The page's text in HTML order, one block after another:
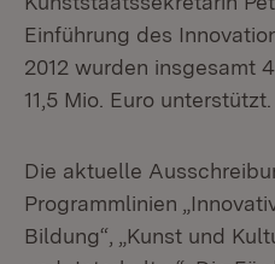
Einführung des
2012 wurden insgesamt
11,5 Mio. Euro unterstützt.
Die aktuelle
Programmlinien
Bildung“, „Kunst und